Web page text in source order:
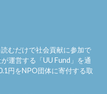
むだけで社会貢献に参加で
運営する「UU Fund 」を通
円をNPO団体に寄付する取